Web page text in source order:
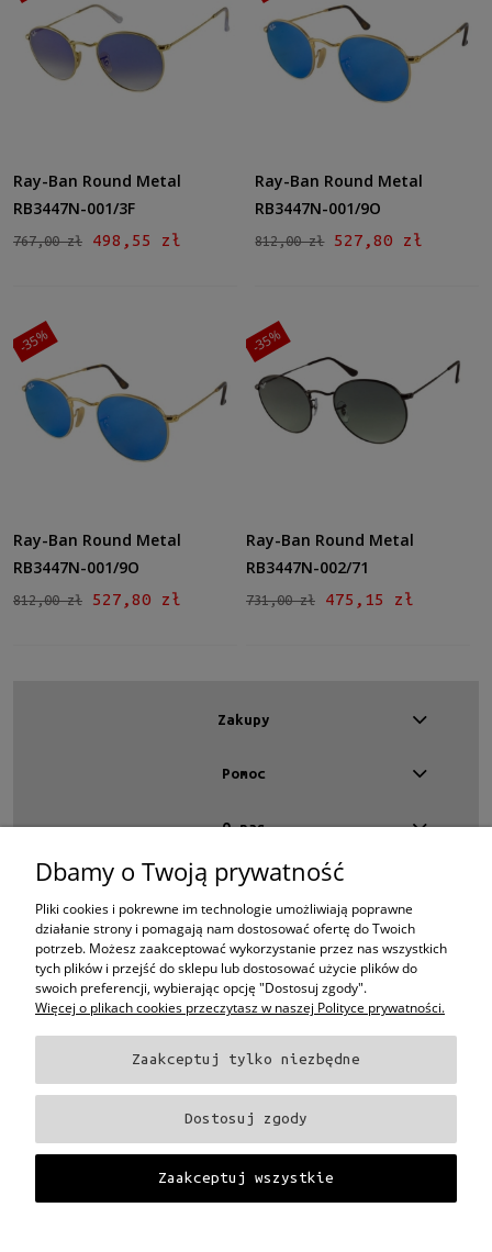
Ray-Ban Round Metal
RB3447N-001/3F
767,00 zł 498,55 zł
Ray-Ban Round Metal
RB3447N-001/9O
812,00 zł 527,80 zł
Ray-Ban Round Metal
RB3447N-001/9O
812,00 zł 527,80 zł
-35%
Ray-Ban Round Metal
RB3447N-002/71
731,00 zł 475,15 zł
-35%
Zakupy
Pomoc
O nas
Moje konto
Kontakt
4 EYES OPTYKA -optyk Warszawa
ul.Chmielna 4
00-020 Warszawa
woj. mazowieckie
sklep@4eyes.pl
Oprawki i okulary Ray-BanOprawki i okulary PersolOprawki i okulary Polo
Oprawki i okulary Tom Ford Oprawki i okulary Miu Miu
Oprawki i okulary Prada
Oprawki i okulary Ray-Ban Aviator
Oprawki i okulary DiorOprawki i okulary Oliver PeoplesOprawki i okulary
Oprawki i okulary Fendi Oprawki i okulary Celine
Oprawki i okulary Dolce & Gabbana Okulary Tag Heuer
Dbamy o Twoją prywatność
Pliki cookies i pokrewne im technologie umożliwiają poprawne
działanie strony i pomagają nam dostosować ofertę do Twoich
potrzeb. Możesz zaakceptować wykorzystanie przez nas wszystkich
tych plików i przejść do sklepu lub dostosować użycie plików do
swoich preferencji, wybierając opcję "Dostosuj zgody".
Więcej o plikach cookies przeczytasz w naszej Polityce prywatności.
Zaakceptuj tylko niezbędne
Dostosuj zgody
Zaakceptuj wszystkie